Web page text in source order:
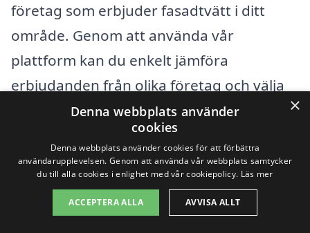
företag som erbjuder fasadtvätt i ditt
område. Genom att använda vår
plattform kan du enkelt jämföra
erbjudanden från olika företag och välja
det som passar dig bäst.
Förutom Vollsjö finns det flera andra
städer där du kan hitta kvalificerade
företag för fasadtvätt. Här är några
×
Denna webbplats använder
cookies
Denna webbplats använder cookies för att förbättra
användarupplevelsen. Genom att använda vår webbplats samtycker
du till alla cookies i enlighet med vår cookiepolicy. Läs mer
ACCEPTERA ALLA AVVISA ALLT